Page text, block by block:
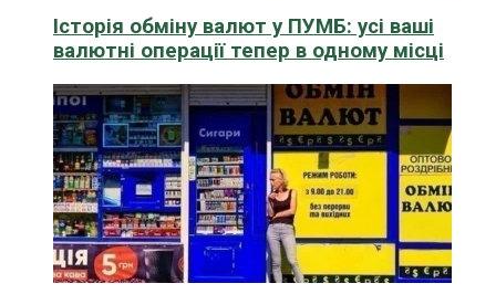
Історія обміну валют у ПУМБ: усі ваші
валютні операції тепер в одному місці